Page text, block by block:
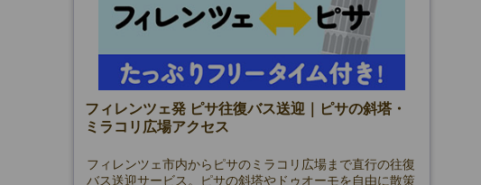
フィレンツェ発 ピサ往復バス送迎｜ピサの斜塔・
ミラコリ広場アクセス
フィレンツェ市内からピサのミラコリ広場まで直行の往復
バス送迎サービス。ピサの斜塔やドゥオーモを自由に散策